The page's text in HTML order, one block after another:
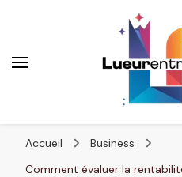
Accueil
Business
Comment évaluer la